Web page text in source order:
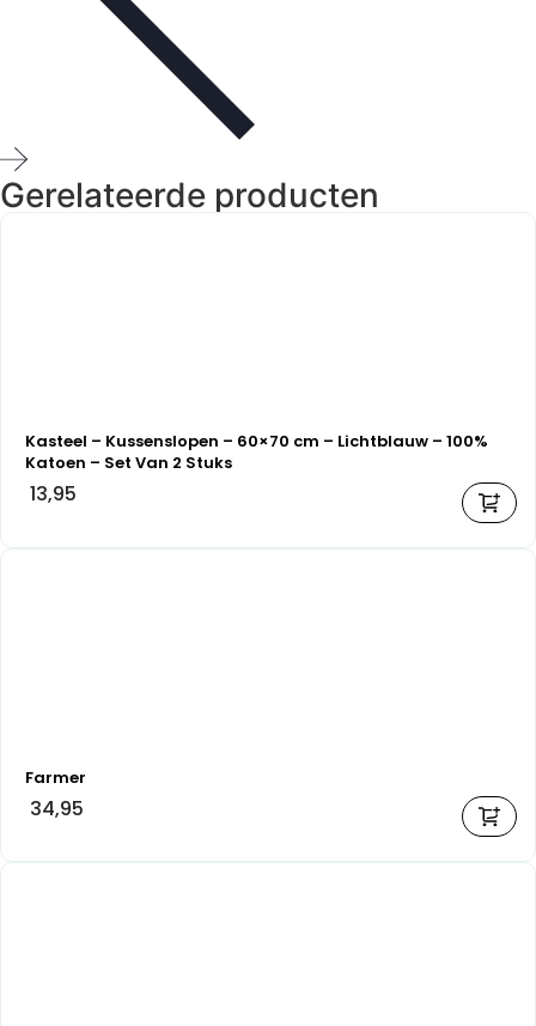
Gerelateerde producten
Kasteel – Kussenslopen – 60×70 cm – Lichtblauw – 100%
Katoen – Set Van 2 Stuks
13,95
Farmer
34,95